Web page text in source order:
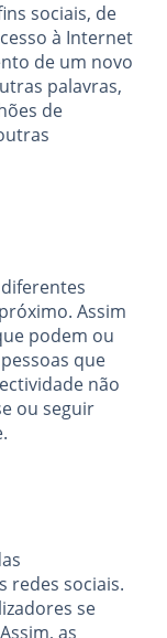
sociais, de
à Internet
de um novo
palavras,
de
Assim
podem ou
que
não
ou seguir
redes sociais.
se
as